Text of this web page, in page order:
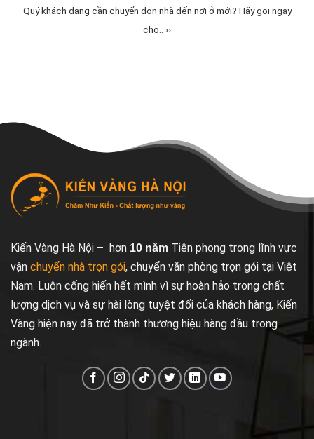
Quý khách đang cần chuyển dọn nhà đến nơi ở mới? Hãy gọi ngay
cho.. ››
Kiến Vàng Hà Nội – hơn 10 năm Tiên phong trong lĩnh vực
vận chuyển nhà trọn gói, chuyển văn phòng trọn gói tại Việt
Nam. Luôn cống hiến hết mình vì sự hoàn hảo trong chất
lượng dịch vụ và sự hài lòng tuyệt đối của khách hàng, Kiến
Vàng hiện nay đã trở thành thương hiệu hàng đầu trong
ngành.